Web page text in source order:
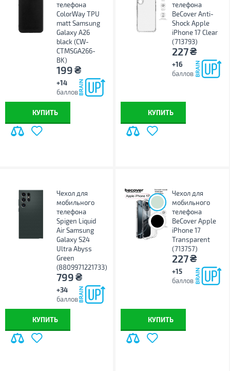
телефона
ColorWay TPU
matt Samsung
Galaxy A26
black (CW-
CTMSGA266-
BK)
199₴
+14
баллов
КУПИТЬ
телефона
BeCover Anti-
Shock Apple
iPhone 17 Clear
(713793)
227₴
+16
баллов
КУПИТЬ
Чехол для
мобильного
телефона
Spigen Liquid
Air Samsung
Galaxy S24
Ultra Abyss
Green
(8809971221733)
799₴
+34
баллов
КУПИТЬ
Чехол для
мобильного
телефона
BeCover Apple
iPhone 17
Transparent
(713757)
227₴
+15
баллов
КУПИТЬ